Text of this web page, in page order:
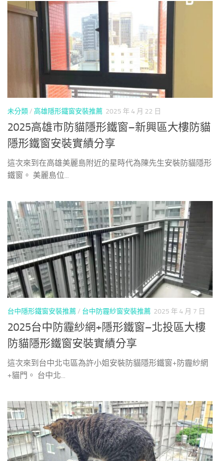
未分類/ 高雄隱形鐵窗安裝推薦 2025 年 4 月 22 日
2025高雄市防貓隱形鐵窗–新興區大樓防貓
隱形鐵窗安裝實績分享
這次來到在高雄美麗島附近的星時代為陳先生安裝防貓隱形
鐵窗。 美麗島位...
台中隱形鐵窗安裝推薦/ 台中防霾紗窗安裝推薦 2025 年 4 月 7 日
2025台中防霾紗網+隱形鐵窗–北投區大樓
防貓隱形鐵窗安裝實績分享
這次來到台中北屯區為許小姐安裝防貓隱形鐵窗+防霾紗網
+貓門。 台中北...